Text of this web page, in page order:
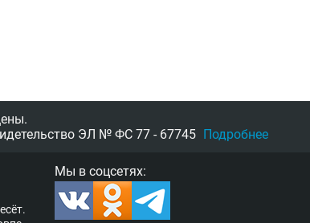
ЭЛ № ФС 77 - 67745 Подробнее
Мы в соцсетях: